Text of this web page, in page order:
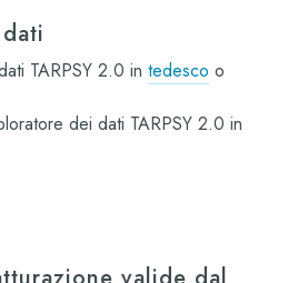
TARPSY 2.0 in tedesco o
dei dati TARPSY 2.0 in